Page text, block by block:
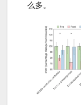
么多。